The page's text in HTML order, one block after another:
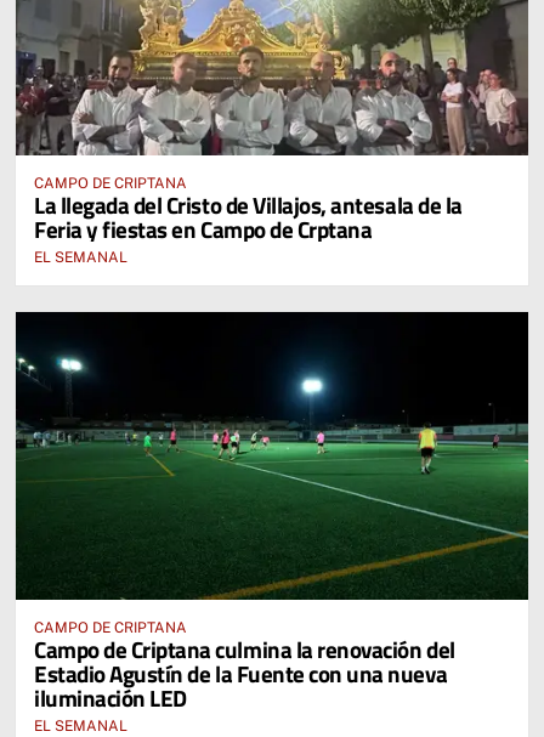
CAMPO DE CRIPTANA
La llegada del Cristo de Villajos, antesala de la
Feria y fiestas en Campo de Crptana
EL SEMANAL
CAMPO DE CRIPTANA
Campo de Criptana culmina la renovación del
Estadio Agustín de la Fuente con una nueva
iluminación LED
EL SEMANAL